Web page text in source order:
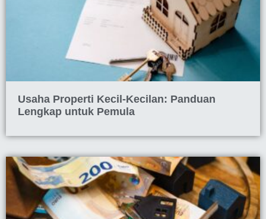
Usaha Properti Kecil-Kecilan: Panduan
Lengkap untuk Pemula